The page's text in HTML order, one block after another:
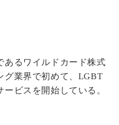
あるワイルドカード株式
グ業界で初めて、LGBT
ビスを開始している。